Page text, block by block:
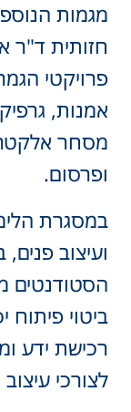
מגמות
חזותית ד"ר
פרויקטי
אמנות,
מסחר
ופרסום.
במסגרת
ועיצוב
הסטודנטים
ביטוי פיתוח
רכישת ידע
לצורכי עיצוב